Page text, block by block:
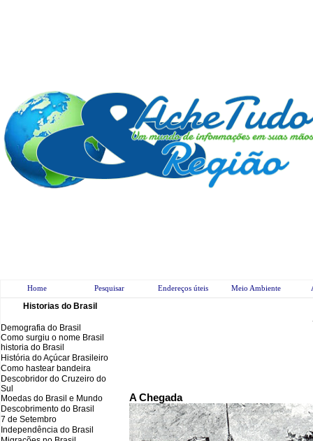
Home Pesquisar Endereços úteis Meio Ambiente
Historias do Brasil
Demografia do Brasil
Como surgiu o nome Brasil
historia do Brasil
História do Açúcar Brasileiro
Como hastear bandeira
Descobridor do Cruzeiro do
Sul
Moedas do Brasil e Mundo
Descobrimento do Brasil
7 de Setembro
Independência do Brasil
A Chegada